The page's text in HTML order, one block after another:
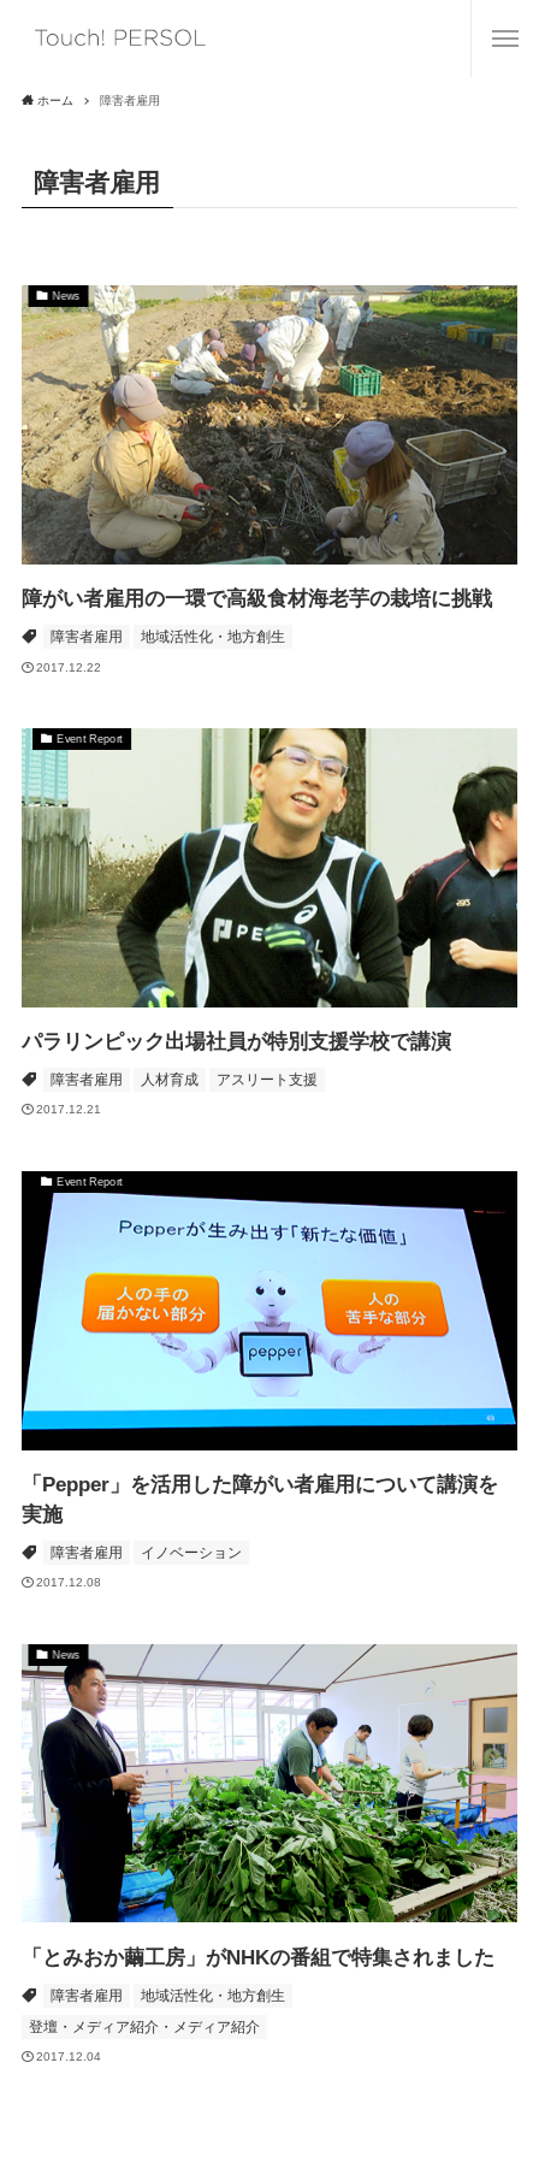
ホーム 障害者雇用
障害者雇用
News
障がい者雇用の一環で高級食材海老芋の栽培に挑戦
障害者雇用 地域活性化・地方創生
2017.12.22
Event Report
パラリンピック出場社員が特別支援学校で講演
障害者雇用 人材育成 アスリート支援
2017.12.21
Event Report
「Pepper」を活用した障がい者雇用について講演を
実施
障害者雇用 イノベーション
2017.12.08
News
「とみおか繭工房」がNHKの番組で特集されました
障害者雇用
地域活性化・地方創生
登壇・メディア紹介・メディア紹介
2017.12.04